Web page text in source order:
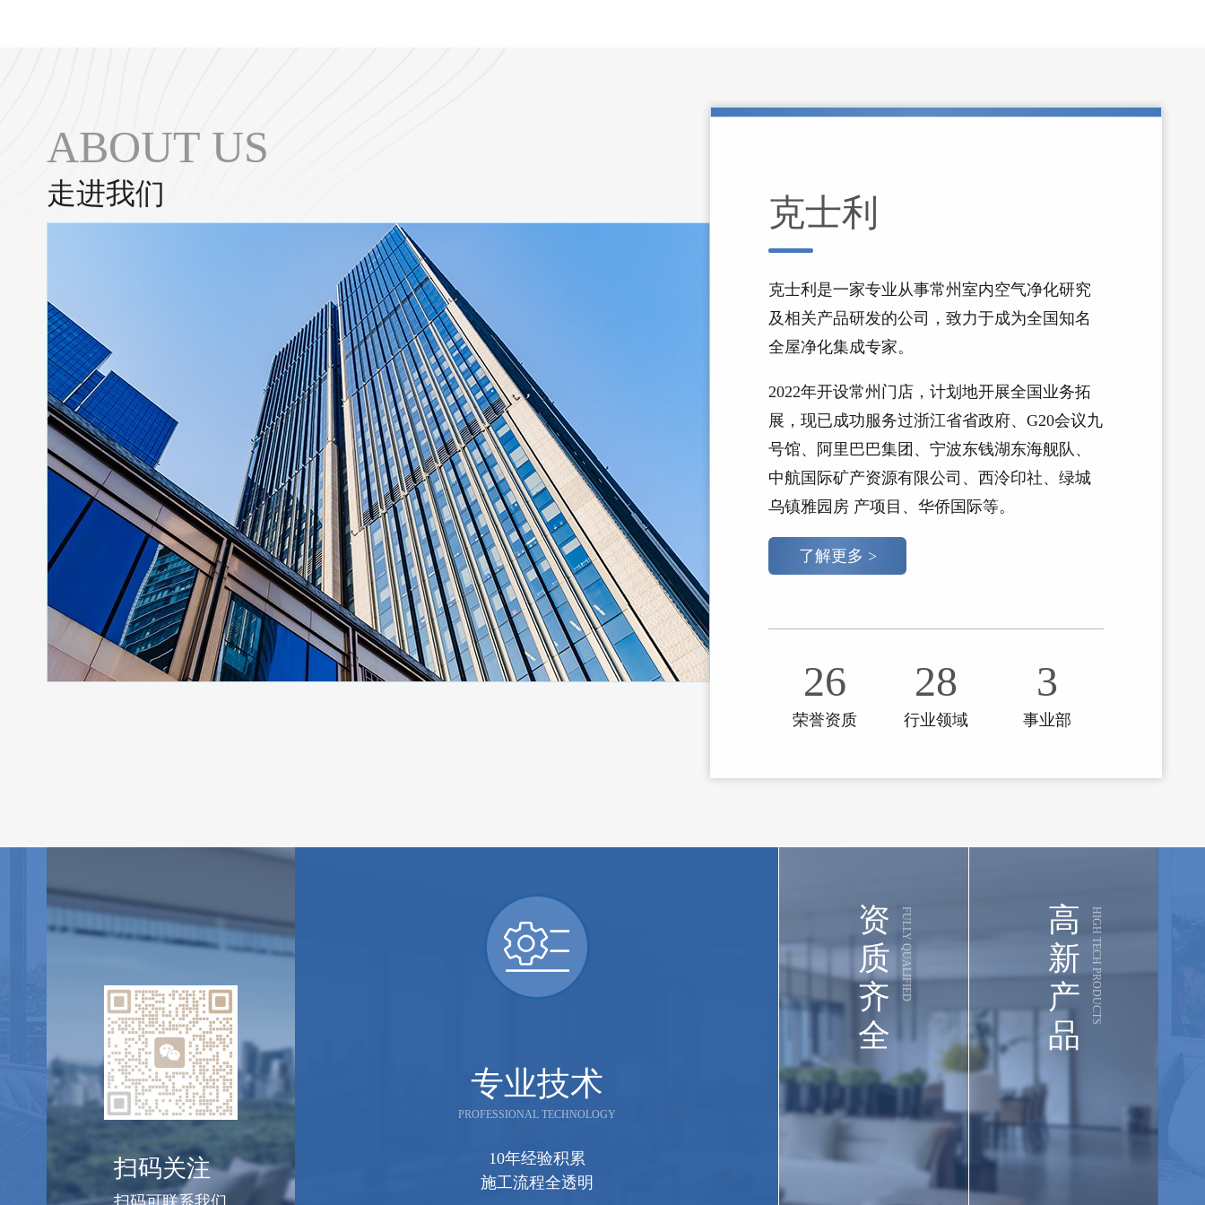
ABOUT US
走进我们 克士利
克士利是一家专业从事常州室内空气净化研究
及相关产品研发的公司，致力于成为全国知名
全屋净化集成专家。
2022年开设常州门店，计划地开展全国业务拓
展，现已成功服务过浙江省省政府、G20会议九
号馆、阿里巴巴集团、宁波东钱湖东海舰队、
中航国际矿产资源有限公司、西泠印社、绿城
乌镇雅园房 产项目、华侨国际等。
了解更多 >
26
荣誉资质
28
行业领域
3
事业部
扫码关注
专业技术
PROFESSIONAL TECHNOLOGY
10年经验积累
施工流程全透明
资
质
齐
全
FULLY QUALIFIED
高
新
产
品
HIGH TECH PRODUCTS